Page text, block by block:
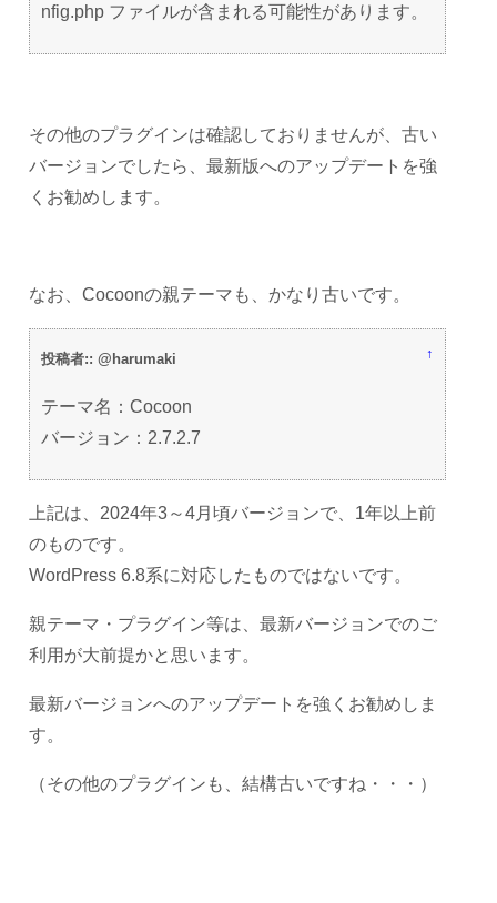
nfig.php ファイルが含まれる可能性があります。
その他のプラグインは確認しておりませんが、古い
バージョンでしたら、最新版へのアップデートを強
くお勧めします。
なお、Cocoonの親テーマも、かなり古いです。
投稿者:: @harumaki ↑
テーマ名：Cocoon
バージョン：2.7.2.7
上記は、2024年3～4月頃バージョンで、1年以上前
のものです。
WordPress 6.8系に対応したものではないです。
親テーマ・プラグイン等は、最新バージョンでのご
利用が大前提かと思います。
最新バージョンへのアップデートを強くお勧めしま
す。
（その他のプラグインも、結構古いですね・・・）